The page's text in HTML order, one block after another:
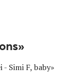
- Simi F, baby»